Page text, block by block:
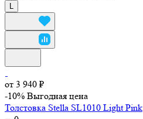
от 3 940 ₽
-10% Выгодная цена
Толстовка Stella SL1010 Light Pink